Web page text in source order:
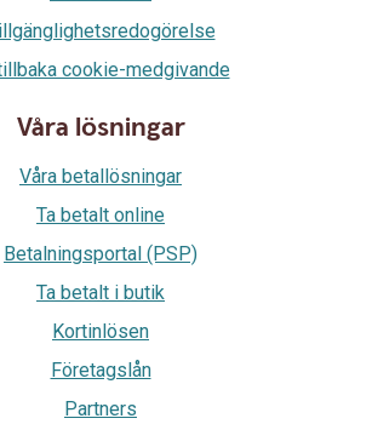
cookie-medgivande
Våra lösningar
Våra betallösningar
Ta betalt online
Betalningsportal (PSP)
Ta betalt i butik
Kortinlösen
Företagslån
Partners